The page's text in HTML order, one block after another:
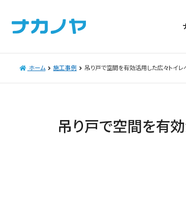
ホーム 施工事例 吊り戸で空間を有効活用した広々トイ
吊り戸で空間を有